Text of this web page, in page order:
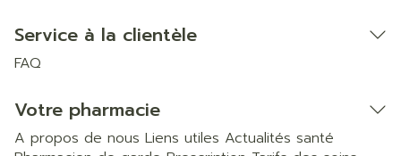
Service à la clientèle
FAQ
Votre pharmacie
A propos de nous Liens utiles Actualités santé